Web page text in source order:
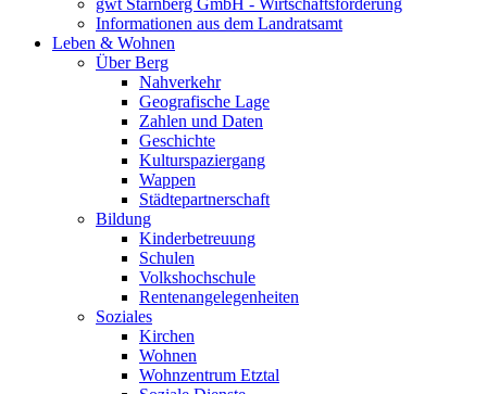
gwt Starnberg GmbH - Wirtschaftsförderung
Informationen aus dem Landratsamt
Leben & Wohnen
Über Berg
Nahverkehr
Geografische Lage
Zahlen und Daten
Geschichte
Kulturspaziergang
Wappen
Städtepartnerschaft
Bildung
Kinderbetreuung
Schulen
Volkshochschule
Rentenangelegenheiten
Soziales
Kirchen
Wohnen
Wohnzentrum Etztal